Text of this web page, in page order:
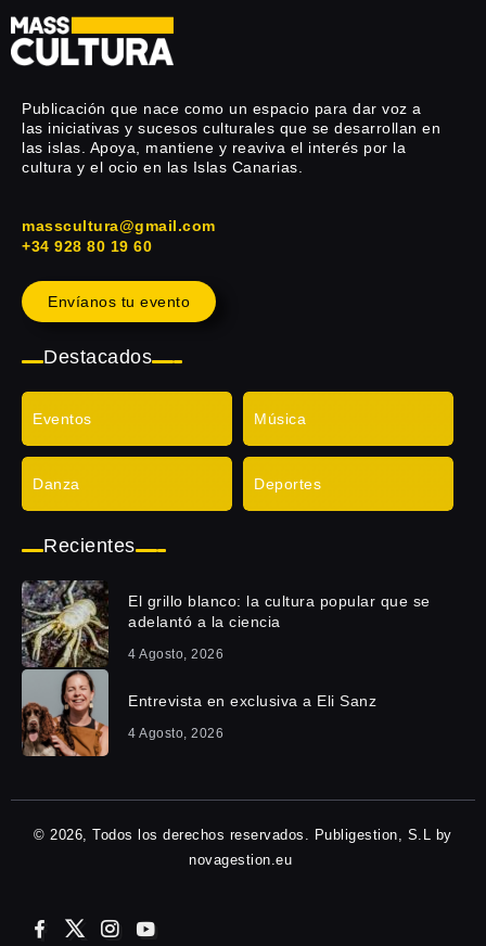
Publicación que nace como un espacio para dar voz a
las iniciativas y sucesos culturales que se desarrollan en
las islas. Apoya, mantiene y reaviva el interés por la
cultura y el ocio en las Islas Canarias.
masscultura@gmail.com
+34 928 80 19 60
Envíanos tu evento
Destacados
Eventos Música
Danza Deportes
Recientes
El grillo blanco: la cultura popular que se
adelantó a la ciencia
4 Agosto, 2026
Entrevista en exclusiva a Eli Sanz
4 Agosto, 2026
© 2026, Todos los derechos reservados. Publigestion, S.L by
novagestion.eu